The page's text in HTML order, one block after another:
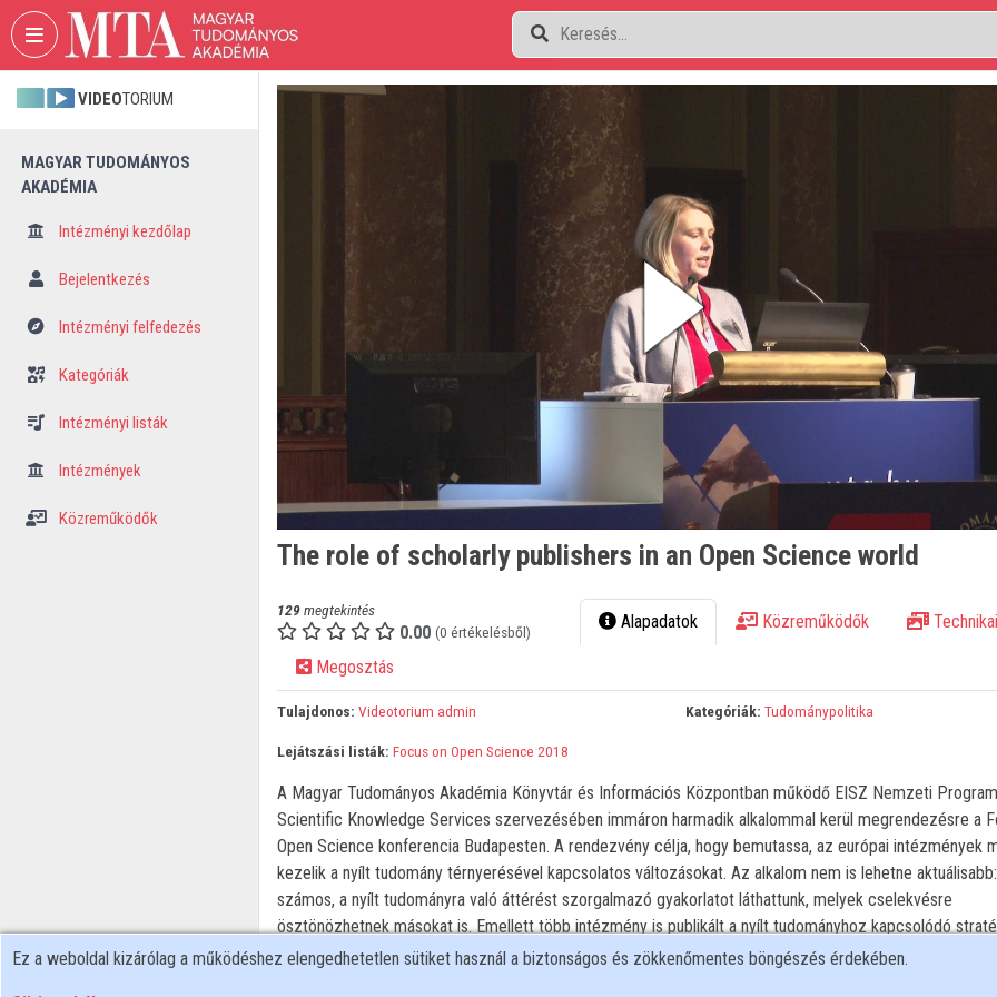
Fejléc kihagyása Menü kihagyása Tartalom kihagyása
VIDEOTORIUM
MAGYAR TUDOMÁNYOS
AKADÉMIA
Intézményi kezdőlap
Bejelentkezés
Intézményi felfedezés
Kategóriák
Intézményi listák
Intézmények
Közreműködők
The role of scholarly publishers in an Open Science world
129megtekintés
0.00 (0 értékelésből) Alapadatok Közreműködők
Megosztás
Tulajdonos: Videotorium admin Kategóriák: Tudománypolitika
Lejátszási listák: Focus on Open Science 2018
A Magyar Tudományos Akadémia Könyvtár és Információs Központban működő EISZ Nemzeti
Scientific Knowledge Services szervezésében immáron harmadik alkalommal kerül megrendezésre a
Open Science konferencia Budapesten. A rendezvény célja, hogy bemutassa, az európai intézmények
kezelik a nyílt tudomány térnyerésével kapcsolatos változásokat. Az alkalom nem is lehetne
számos, a nyílt tudományra való áttérést szorgalmazó gyakorlatot láthattunk, melyek cselekvésre
ösztönözhetnek másokat is. Emellett több intézmény is publikált a nyílt tudományhoz kapcsolódó
dokumentumokat, mint az Európai Bizottság, a LERU (League of European Research Universities) vagy
Ez a weboldal kizárólag a működéshez elengedhetetlen sütiket használ a biztonságos és zökkenőmentes böngészés érdekében.